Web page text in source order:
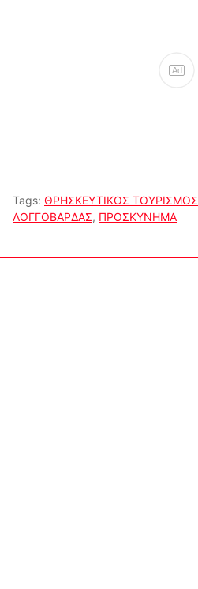
Ad
Tags: ΘΡΗΣΚΕΥΤΙΚΟΣ ΤΟΥΡΙΣΜΟΣ
ΛΟΓΓΟΒΑΡΔΑΣ, ΠΡΟΣΚΥΝΗΜΑ